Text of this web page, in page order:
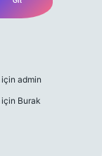
için admin
için Burak